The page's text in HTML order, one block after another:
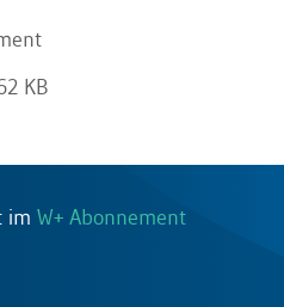
KB
im W+ Abonnement